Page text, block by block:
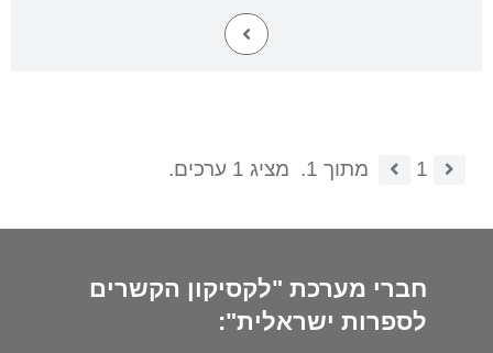
1 מתוך 1. מציג 1 ערכים.
חברי מערכת "לקסיקון הקשרים
לספרות ישראלית":